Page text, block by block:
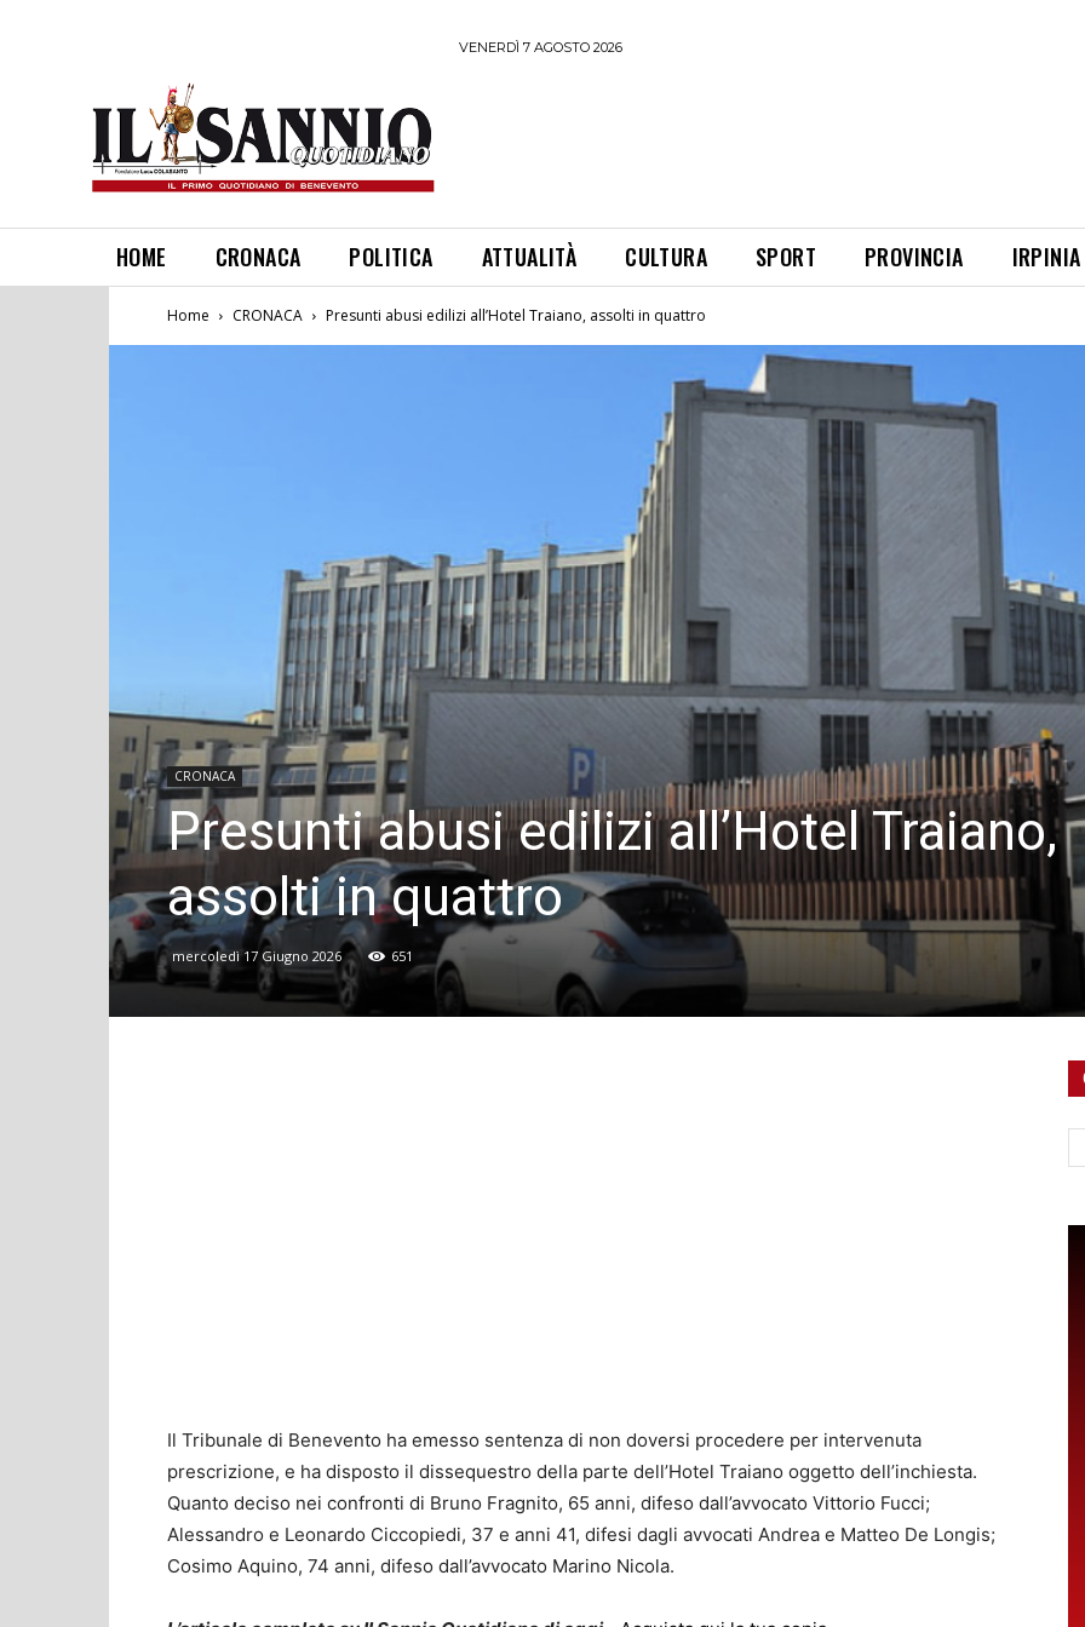
VENERDÌ 7 AGOSTO 2026
HOME CRONACA POLITICA ATTUALITÀ CULTURA SPORT PROVINCIA IRPINIA
Home CRONACA Presunti abusi edilizi all’Hotel Traiano, assolti in quattro
CRONACA
Presunti abusi edilizi all’Hotel Traiano,
assolti in quattro
mercoledì 17 Giugno 2026 651
Il Tribunale di Benevento ha emesso sentenza di non doversi procedere per intervenuta
prescrizione, e ha disposto il dissequestro della parte dell’Hotel Traiano oggetto dell’inchiesta.
Quanto deciso nei confronti di Bruno Fragnito, 65 anni, difeso dall’avvocato Vittorio Fucci;
Alessandro e Leonardo Ciccopiedi, 37 e anni 41, difesi dagli avvocati Andrea e Matteo De Longis;
Cosimo Aquino, 74 anni, difeso dall’avvocato Marino Nicola.